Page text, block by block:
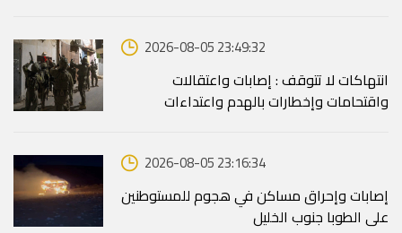
2026-08-05 23:49:32
انتهاكات لا تتوقف : إصابات واعتقالات
واقتحامات وإخطارات بالهدم واعتداءات
2026-08-05 23:16:34
إصابات وإحراق مساكن في هجوم للمستوطنين
على الطوبا جنوب الخليل